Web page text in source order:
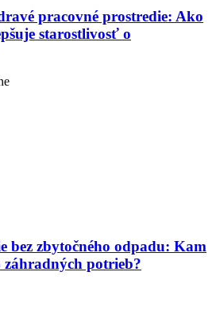
pracovné prostredie: Ako
starostlivosť o
bez zbytočného odpadu: Kam
potrieb?